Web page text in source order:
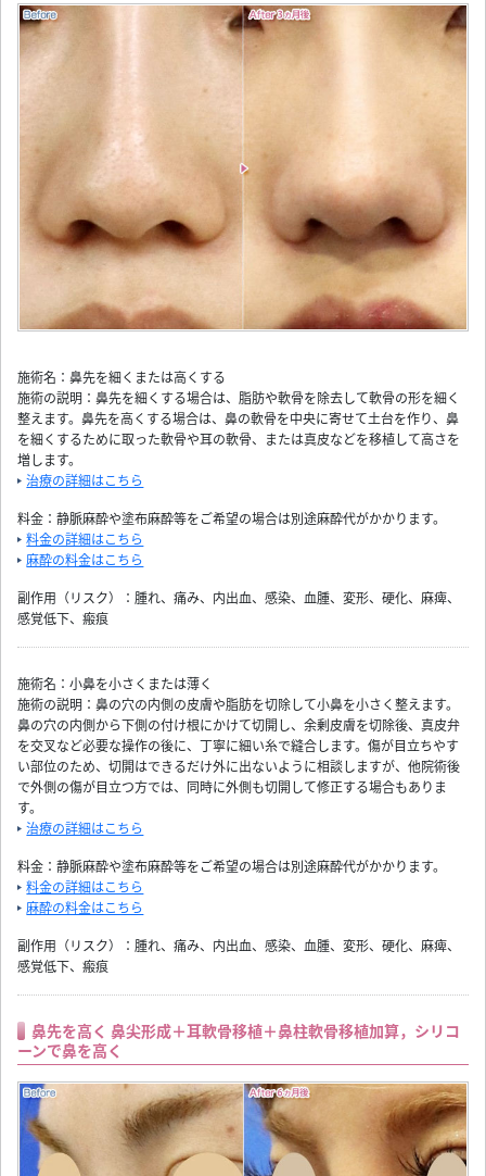
施術名：鼻先を細くまたは高くする
施術の説明：鼻先を細くする場合は、脂肪や軟骨を除去して軟骨の形を細く
整えます。鼻先を高くする場合は、鼻の軟骨を中央に寄せて土台を作り、鼻
を細くするために取った軟骨や耳の軟骨、または真皮などを移植して高さを
増します。
治療の詳細はこちら
料金：静脈麻酔や塗布麻酔等をご希望の場合は別途麻酔代がかかります。
料金の詳細はこちら
麻酔の料金はこちら
副作用（リスク）：腫れ、痛み、内出血、感染、血腫、変形、硬化、麻痺、
感覚低下、瘢痕
施術名：小鼻を小さくまたは薄く
施術の説明：鼻の穴の内側の皮膚や脂肪を切除して小鼻を小さく整えます。
鼻の穴の内側から下側の付け根にかけて切開し、余剰皮膚を切除後、真皮弁
を交叉など必要な操作の後に、丁寧に細い糸で縫合します。傷が目立ちやす
い部位のため、切開はできるだけ外に出ないように相談しますが、他院術後
で外側の傷が目立つ方では、同時に外側も切開して修正する場合もありま
す。
治療の詳細はこちら
料金：静脈麻酔や塗布麻酔等をご希望の場合は別途麻酔代がかかります。
料金の詳細はこちら
麻酔の料金はこちら
副作用（リスク）：腫れ、痛み、内出血、感染、血腫、変形、硬化、麻痺、
感覚低下、瘢痕
鼻先を高く 鼻尖形成＋耳軟骨移植＋鼻柱軟骨移植加算，シリコ
ーンで鼻を高く